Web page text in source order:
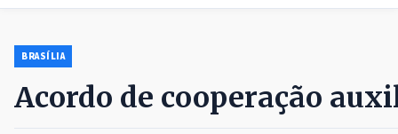
BRASÍLIA
Acordo de cooperação